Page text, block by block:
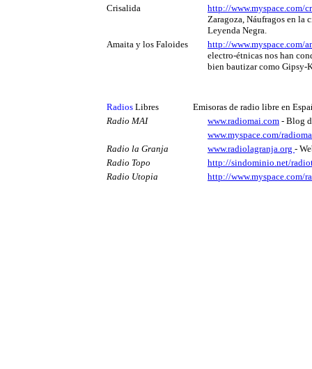
Crisalida
http://www.myspace.com/
Zaragoza, Náufragos en la
Leyenda Negra.
Amaita y los Faloides
http://www.myspace.com/
electro-étnicas nos han
bien bautizar como Gipsy-
Radios Libres
Emisoras de radio libre en
Radio MAI
www.radiomai.com - Blog
www.myspace.com/
Radio la Granja
www.radiolagranja.org -
Radio Topo
http://sindominio.net/
Radio Utopia http://www.myspace.com/